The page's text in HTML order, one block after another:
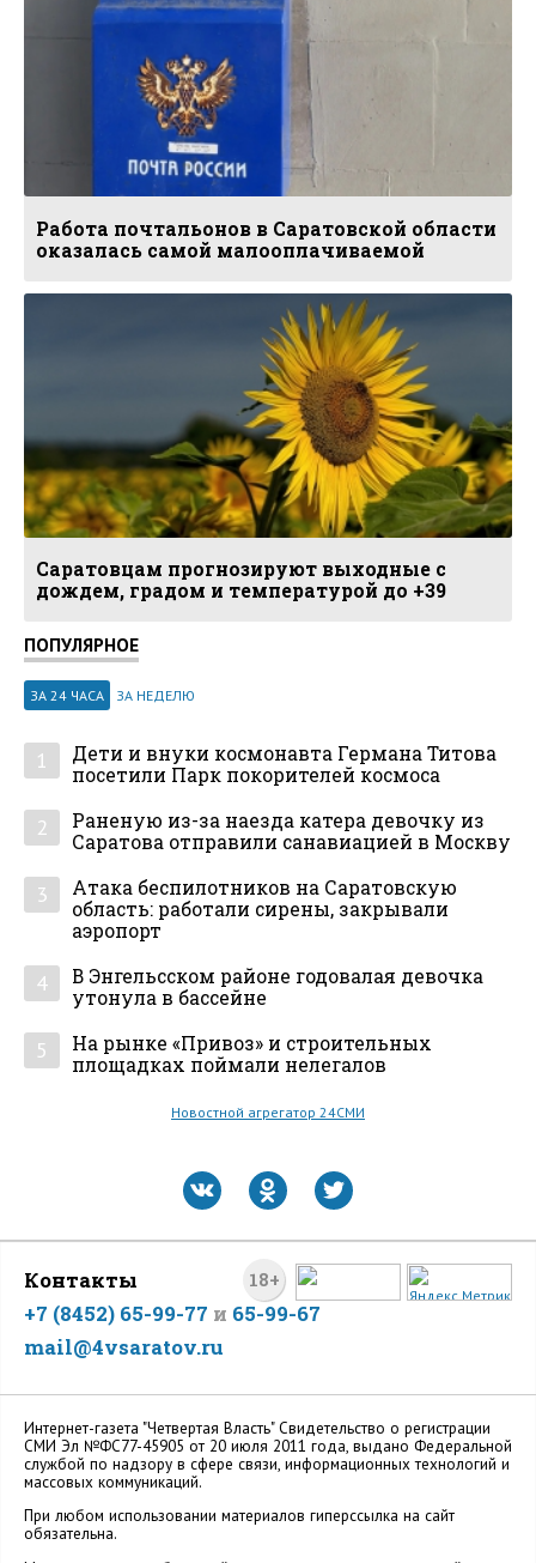
Работа почтальонов в Саратовской области
оказалась самой малооплачиваемой
Саратовцам прогнозируют выходные с
дождем, градом и температурой до +39
ПОПУЛЯРНОЕ
ЗА 24 ЧАСА ЗА НЕДЕЛЮ
1
Дети и внуки космонавта Германа Титова
посетили Парк покорителей космоса
2
Раненую из-за наезда катера девочку из
Саратова отправили санавиацией в Москву
3
Атака беспилотников на Саратовскую
область: работали сирены, закрывали
аэропорт
4
В Энгельсском районе годовалая девочка
утонула в бассейне
5
На рынке «Привоз» и строительных
площадках поймали нелегалов
Новостной агрегатор 24СМИ
18+
Контакты
+7 (8452) 65-99-77 и 65-99-67
mail@4vsaratov.ru
Интернет-газета "Четвертая Власть" Cвидетельство о регистрации
СМИ Эл №ФС77-45905 от 20 июля 2011 года, выдано Федеральной
службой по надзору в сфере связи, информационных технологий и
массовых коммуникаций.
При любом использовании материалов гиперссылка на сайт
обязательна.